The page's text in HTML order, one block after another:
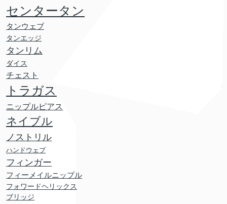
センタータン
タンウェブ
タンエッジ
タンリム
ダイス
チェスト
トラガス
ニップルピアス
ネイブル
ノストリル
ハンドウェブ
フィンガー
フィーメイルニップル
フォワードヘリックス
ブリッジ